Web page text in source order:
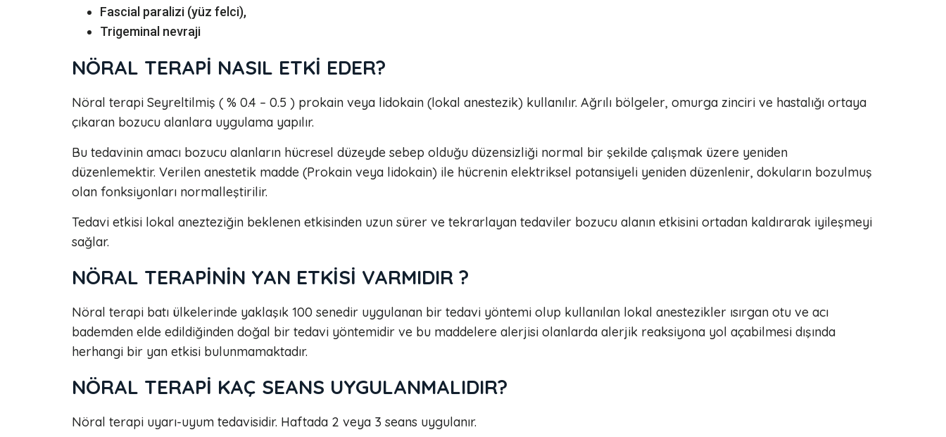
Fascial paralizi (yüz felci),
Trigeminal nevraji
NÖRAL TERAPİ NASIL ETKİ EDER?
Nöral terapi Seyreltilmiş ( % 0.4 – 0.5 ) prokain veya lidokain (lokal anestezik) kullanılır. Ağrılı bölgeler, omurga zinciri ve hastalığı ortaya
çıkaran bozucu alanlara uygulama yapılır.
Bu tedavinin amacı bozucu alanların hücresel düzeyde sebep olduğu düzensizliği normal bir şekilde çalışmak üzere yeniden
düzenlemektir. Verilen anestetik madde (Prokain veya lidokain) ile hücrenin elektriksel potansiyeli yeniden düzenlenir, dokuların bozulmuş
olan fonksiyonları normalleştirilir.
Tedavi etkisi lokal anezteziğin beklenen etkisinden uzun sürer ve tekrarlayan tedaviler bozucu alanın etkisini ortadan kaldırarak iyileşmeyi
sağlar.
NÖRAL TERAPİNİN YAN ETKİSİ VARMIDIR ?
Nöral terapi batı ülkelerinde yaklaşık 100 senedir uygulanan bir tedavi yöntemi olup kullanılan lokal anestezikler ısırgan otu ve acı
bademden elde edildiğinden doğal bir tedavi yöntemidir ve bu maddelere alerjisi olanlarda alerjik reaksiyona yol açabilmesi dışında
herhangi bir yan etkisi bulunmamaktadır.
NÖRAL TERAPİ KAÇ SEANS UYGULANMALIDIR?
Nöral terapi uyarı-uyum tedavisidir. Haftada 2 veya 3 seans uygulanır.